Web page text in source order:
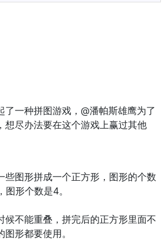
了一种拼图游戏，@潘帕斯雄鹰为了
想尽办法要在这个游戏上赢过其他
些图形拼成一个正方形，图形的个数
形个数是4。
候不能重叠，拼完后的正方形里面不
形都要使用。